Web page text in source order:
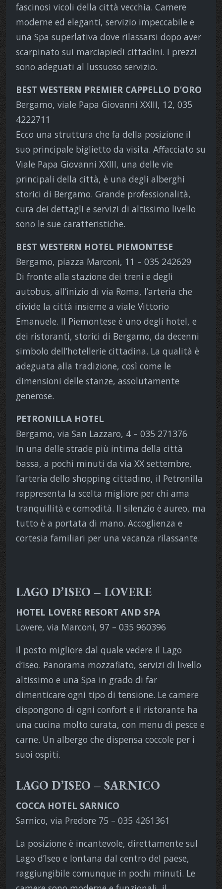
fascinosi vicoli della città vecchia. Camere
moderne ed eleganti, servizio impeccabile e
una Spa superlativa dove rilassarsi dopo aver
scarpinato sui marciapiedi cittadini. I prezzi
sono adeguati al lussuoso servizio.
BEST WESTERN PREMIER CAPPELLO D’ORO
Bergamo, viale Papa Giovanni XXIII, 12, 035
4222711
Ecco una struttura che fa della posizione il
suo principale biglietto da visita. Affacciato su
Viale Papa Giovanni XXIII, una delle vie
principali della città, è una degli alberghi
storici di Bergamo. Grande professionalità,
cura dei dettagli e servizi di altissimo livello
sono le sue caratteristiche.
BEST WESTERN HOTEL PIEMONTESE
Bergamo, piazza Marconi, 11 – 035 242629
Di fronte alla stazione dei treni e degli
autobus, all’inizio di via Roma, l’arteria che
divide la città insieme a viale Vittorio
Emanuele. Il Piemontese è uno degli hotel, e
dei ristoranti, storici di Bergamo, da decenni
simbolo dell’hotellerie cittadina. La qualità è
adeguata alla tradizione, così come le
dimensioni delle stanze, assolutamente
generose.
PETRONILLA HOTEL
Bergamo, via San Lazzaro, 4 – 035 271376
In una delle strade più intima della città
bassa, a pochi minuti da via XX settembre,
l’arteria dello shopping cittadino, il Petronilla
rappresenta la scelta migliore per chi ama
tranquillità e comodità. Il silenzio è aureo, ma
tutto è a portata di mano. Accoglienza e
cortesia familiari per una vacanza rilassante.
LAGO D’ISEO – LOVERE
HOTEL LOVERE RESORT AND SPA
Lovere, via Marconi, 97 – 035 960396
Il posto migliore dal quale vedere il Lago
d’Iseo. Panorama mozzafiato, servizi di livello
altissimo e una Spa in grado di far
dimenticare ogni tipo di tensione. Le camere
dispongono di ogni confort e il ristorante ha
una cucina molto curata, con menu di pesce e
carne. Un albergo che dispensa coccole per i
suoi ospiti.
LAGO D’ISEO – SARNICO
COCCA HOTEL SARNICO
Sarnico, via Predore 75 – 035 4261361
La posizione è incantevole, direttamente sul
Lago d’Iseo e lontana dal centro del paese,
raggiungibile comunque in pochi minuti. Le